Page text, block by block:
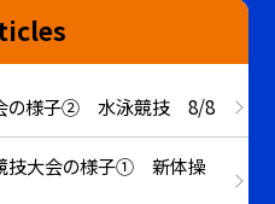
の様子② 水泳競技 8/8
技大会の様子① 新体操